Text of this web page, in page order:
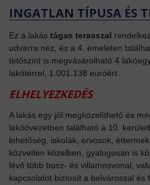
INGATLAN TÍPUSA ÉS
Ez a lakás tágas terasszal
udvarra néz, és a 4. emeleten
tetőszint is megvásárolható 4
lakótérrel, 1.001.138 euróért.
ELHELYEZKEDÉS
A lakás egy jól megközelíthető és
lakóövezetben található a 10.
lehetőség, iskolák, orvosok,
közvetlen közelben, gyalogosan is
lévő több busz- és villamosvonal,
kapcsolatot biztosít a belvárossal és